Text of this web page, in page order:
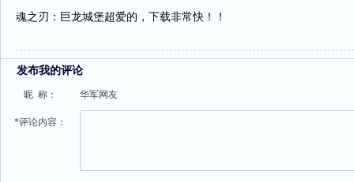
魂之刃：巨龙城堡超爱的，下载非常快！！
发布我的评论
昵 称： 华军网友
*评论内容：